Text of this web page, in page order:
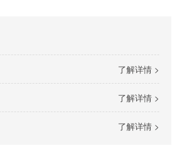
了解详情 >
了解详情 >
了解详情 >